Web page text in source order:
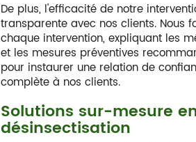
De plus, l'efficacité de notre
transparente avec nos clients. Nous
chaque intervention, expliquant les
et les mesures préventives
pour instaurer une relation de
complète à nos clients.
Solutions sur-mesure
désinsectisation